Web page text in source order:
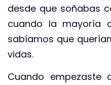
desde que soñabas
cuando la mayoría
sabíamos que
vidas.
Cuando empezaste